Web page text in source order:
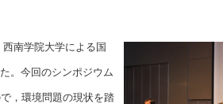
南学院大学による国
。今回のシンポジウム
，環境問題の現状を踏